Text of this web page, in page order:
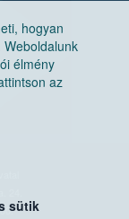
hogyan
élmény
az
sütik